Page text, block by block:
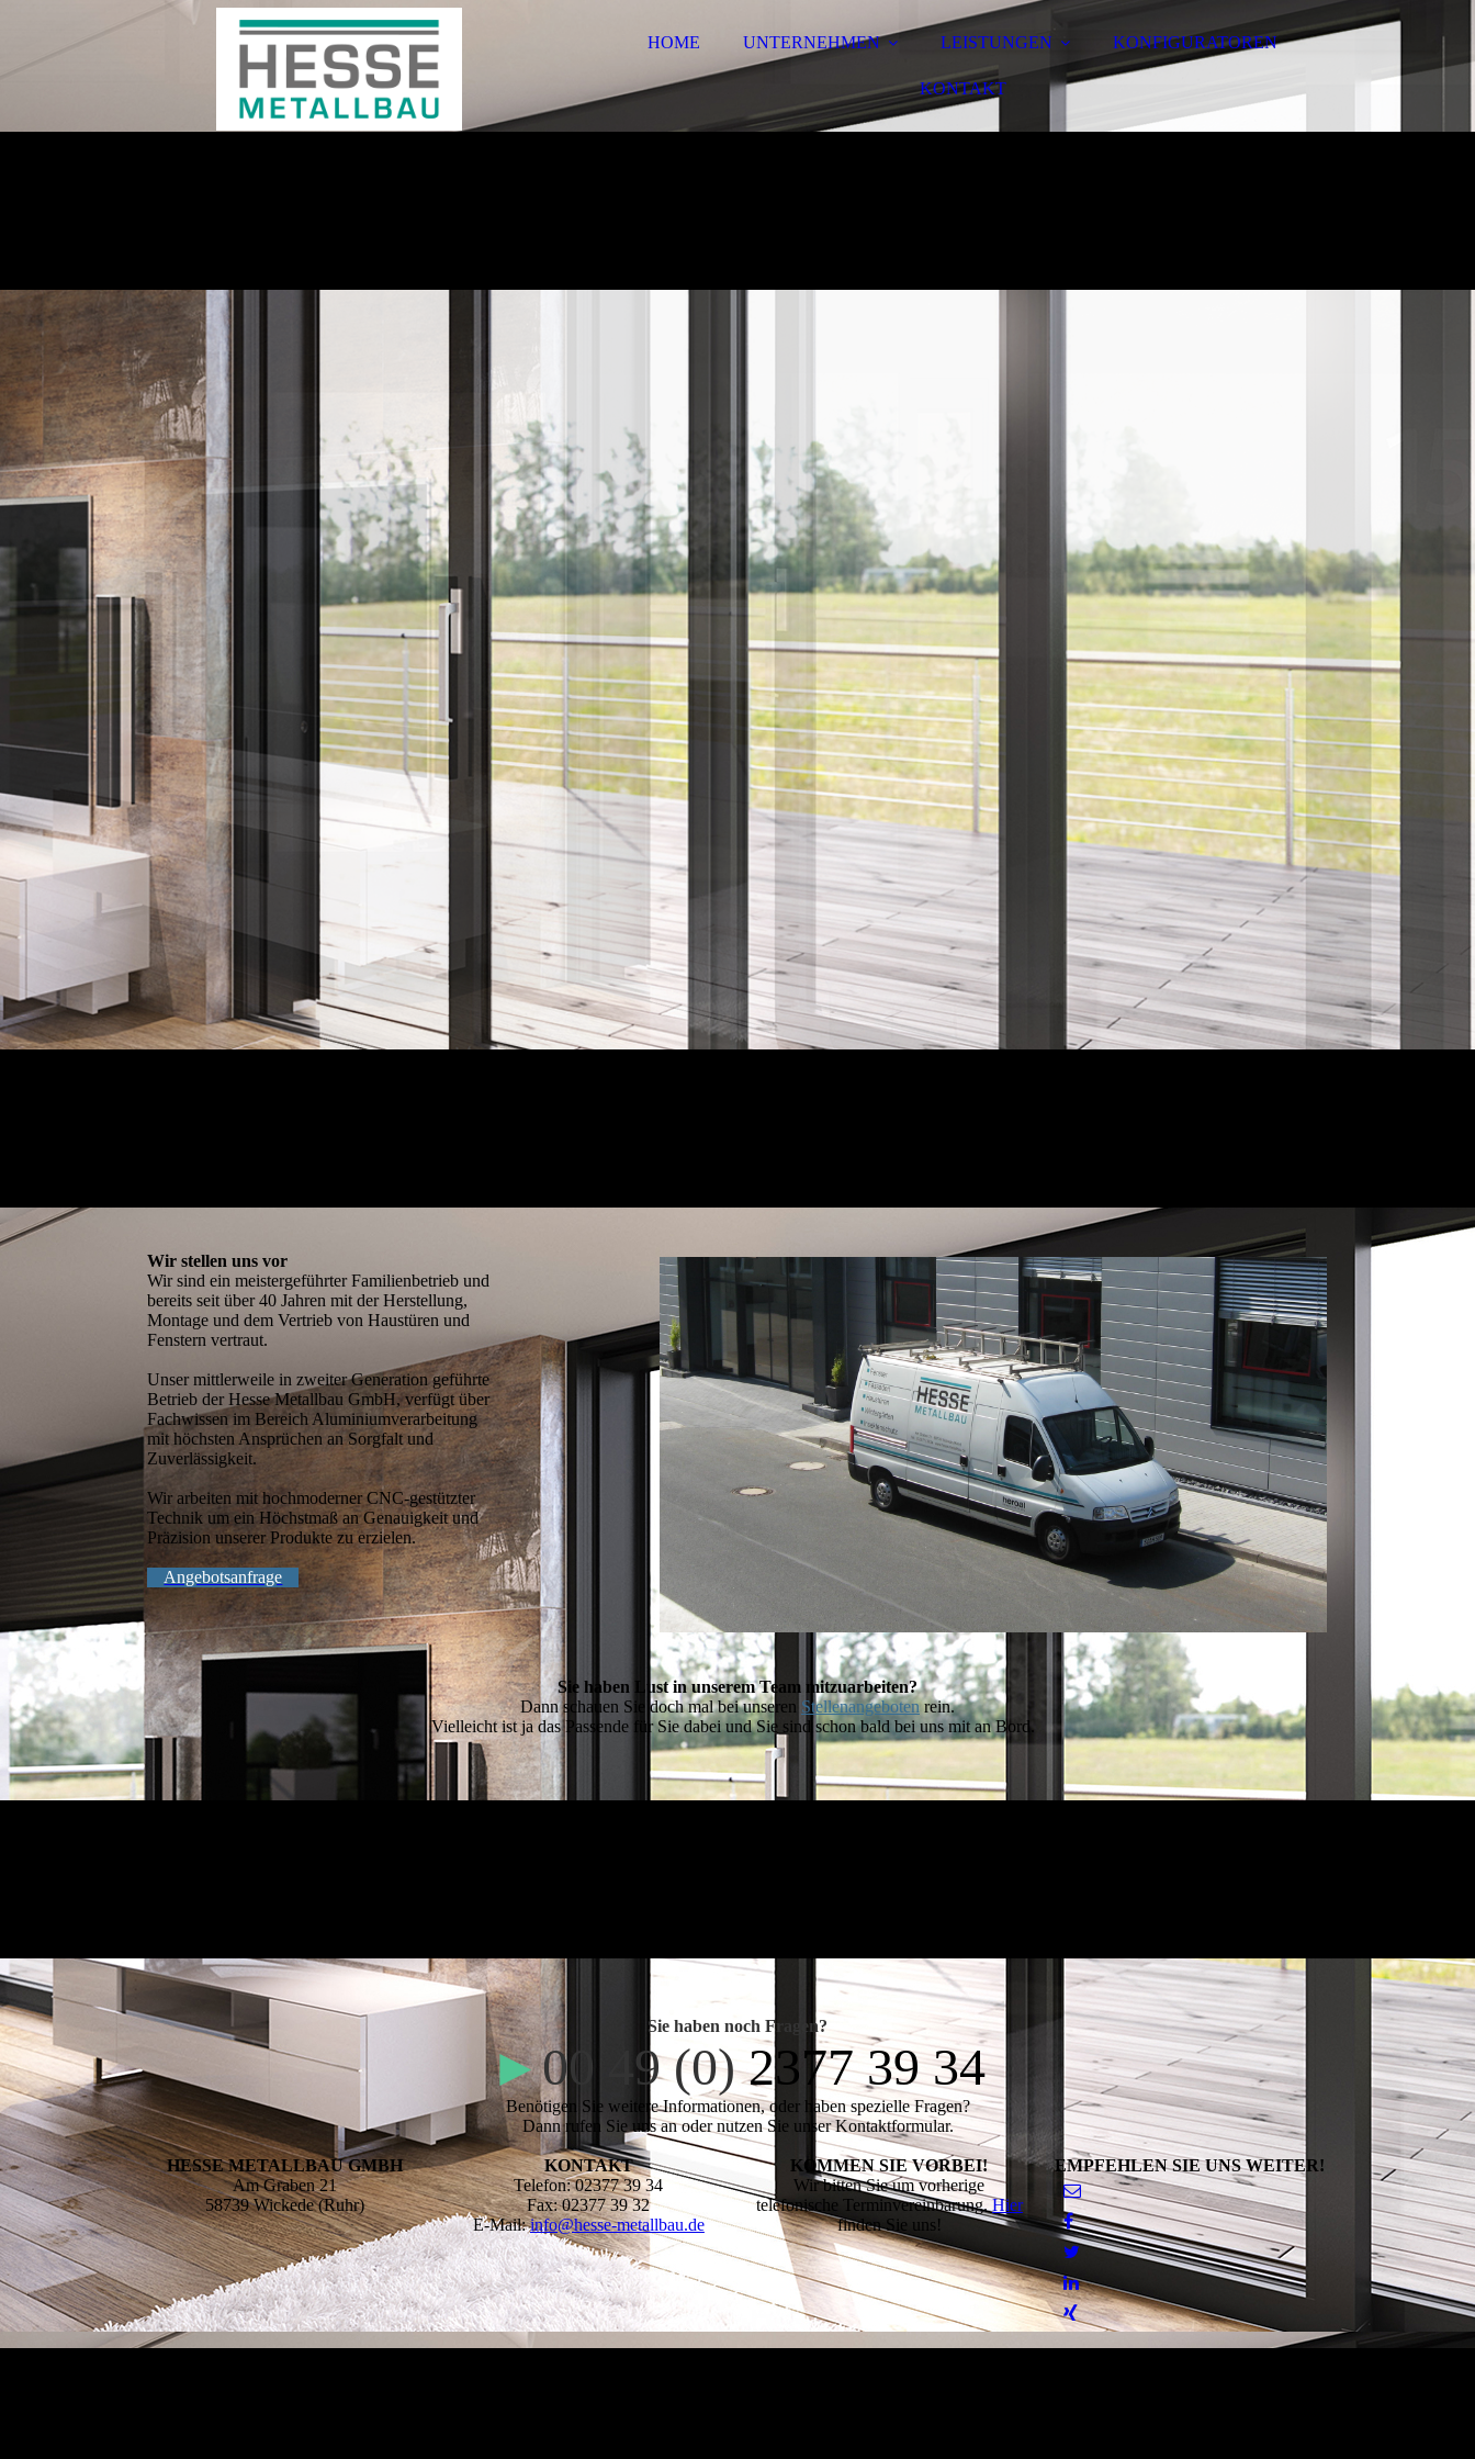
HOME UNTERNEHMEN LEISTUNGEN KONFIGURATOREN
KONTAKT
Wir stellen uns vor
Wir sind ein meistergeführter Familienbetrieb und
bereits seit über 40 Jahren mit der Herstellung,
Montage und dem Vertrieb von Haustüren und
Fenstern vertraut.
Unser mittlerweile in zweiter Generation geführte
Betrieb der Hesse Metallbau GmbH, verfügt über
Fachwissen im Bereich Aluminiumverarbeitung
mit höchsten Ansprüchen an Sorgfalt und
Zuverlässigkeit.
Wir arbeiten mit hochmoderner CNC-gestützter
Technik um ein Höchstmaß an Genauigkeit und
Präzision unserer Produkte zu erzielen.
Angebotsanfrage
Sie haben Lust in unserem Team mitzuarbeiten?
Dann schauen Sie doch mal bei unseren Stellenangebotenrein.
Vielleicht ist ja das Passende für Sie dabei und Sie sind schon bald bei uns mit an Bord.
Sie haben noch Fragen?
►00 49 (0)2377 39 34
Benötigen Sie weitere Informationen, oder haben spezielle Fragen?
Dann rufen Sie uns an oder nutzen Sie unser Kontaktformular.
HESSE METALLBAU GMBH
Am Graben 21
58739 Wickede (Ruhr)
KONTAKT
Telefon: 02377 39 34
Fax: 02377 39 32
E-Mail:info@hesse-metallbau.de
KOMMEN SIE VORBEI!
Wir bitten Sie um vorherige
telefonische Terminvereinbarung.Hier
finden Sie uns!
EMPFEHLEN SIE UNS WEITER!